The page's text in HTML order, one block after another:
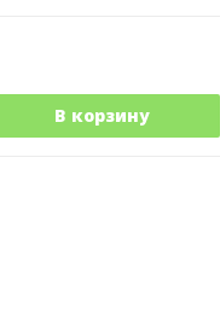
В корзину